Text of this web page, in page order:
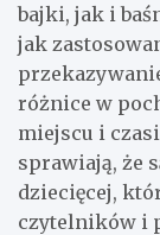
bajki, jak i
jak
różnice w
miejscu i
sprawiają, że
dziecięcej,
czytelników i